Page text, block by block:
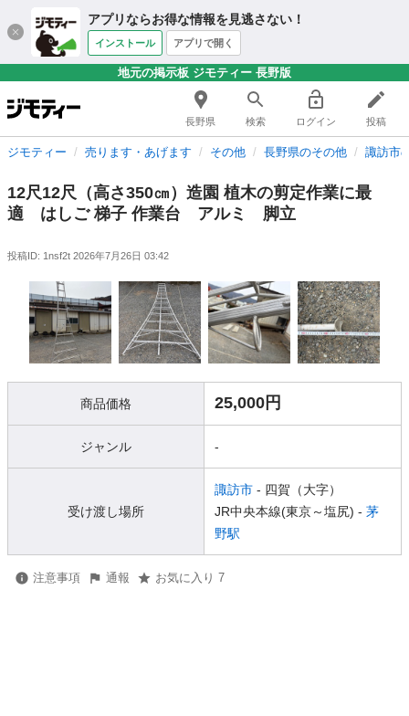
アプリならお得な情報を見逃さない！
インストール アプリで開く
地元の掲示板 ジモティー 長野版
長野県 検索 ログイン 投稿
ジモティー 売ります・あげます その他 長野県のその他 諏訪市
12尺12尺（高さ350㎝）造園 植木の剪定作業に最
適 はしご 梯子 作業台 アルミ 脚立
投稿ID: 1nsf2t 2026年7月26日 03:42
商品価格 25,000円
ジャンル -
受け渡し場所
諏訪市 - 四賀（大字）
JR中央本線(東京～塩尻) - 茅
野駅
注意事項 通報 お気に入り 7